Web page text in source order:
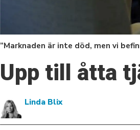
”Marknaden är inte död, men vi
Upp till åtta
Linda Blix